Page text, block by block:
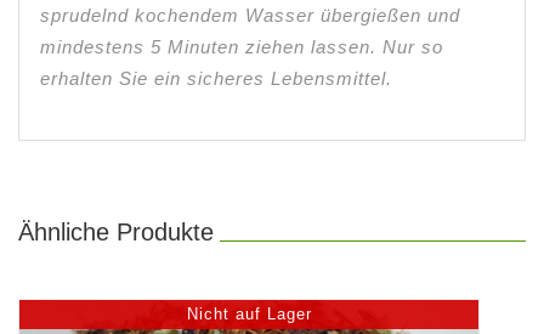
sprudelnd kochendem Wasser übergießen und
mindestens 5 Minuten ziehen lassen. Nur so
erhalten Sie ein sicheres Lebensmittel.
Ähnliche Produkte
Nicht auf Lager